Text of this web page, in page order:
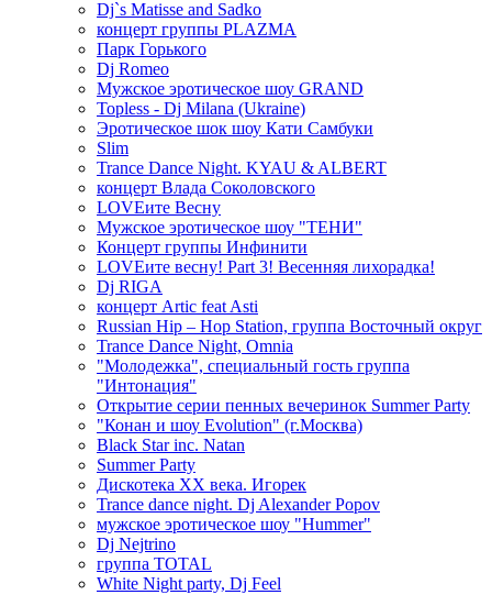
Dj`s Matisse and Sadko
концерт группы PLAZMA
Парк Горького
Dj Romeo
Мужское эротическое шоу GRAND
Topless - Dj Milana (Ukraine)
Эротическое шок шоу Кати Самбуки
Slim
Trance Dance Night. KYAU & ALBERT
концерт Влада Соколовского
LOVEите Весну
Мужское эротическое шоу "ТЕНИ"
Концерт группы Инфинити
LOVEите весну! Part 3! Весенняя лихорадка!
Dj RIGA
концерт Artic feat Asti
Russian Hip – Hop Station, группа Восточный округ
Trance Dance Night, Omnia
"Молодежка", специальный гость группа
"Интонация"
Открытие серии пенных вечеринок Summer Party
"Конан и шоу Evolution" (г.Москва)
Black Star inc. Natan
Summer Party
Дискотека ХХ века. Игорек
Trance dance night. Dj Alexander Popov
мужское эротическое шоу "Hummer"
Dj Nejtrino
группа TOTAL
White Night party, Dj Feel